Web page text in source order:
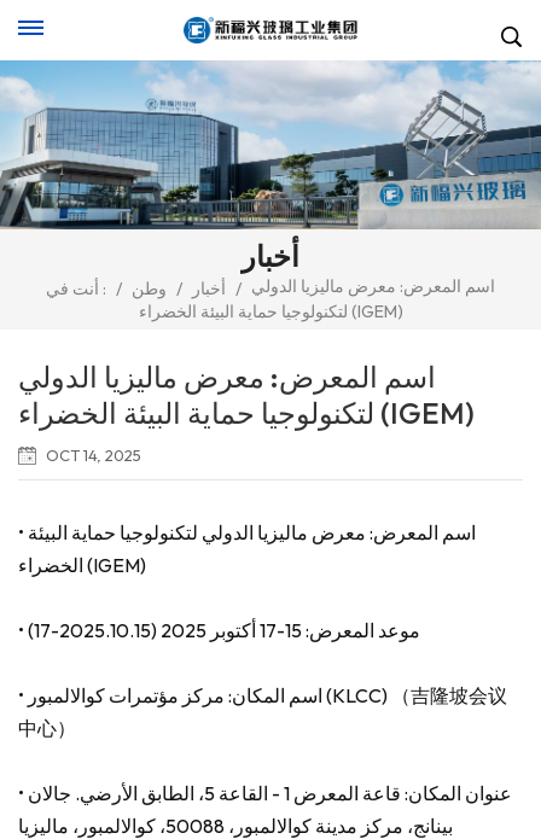
أخبار
أنت في : / وطن / أخبار / اسم المعرض: معرض ماليزيا الدولي
لتكنولوجيا حماية البيئة الخضراء (IGEM)
اسم المعرض: معرض ماليزيا الدولي
لتكنولوجيا حماية البيئة الخضراء (IGEM)
OCT 14, 2025
• اسم المعرض: معرض ماليزيا الدولي لتكنولوجيا حماية البيئة
الخضراء (IGEM)
• موعد المعرض: 15-17 أكتوبر 2025 (2025.10.15-17)
• اسم المكان: مركز مؤتمرات كوالالمبور (KLCC) （吉隆坡会议
中心）
• عنوان المكان: قاعة المعرض 1 - القاعة 5، الطابق الأرضي. جالان
بينانج، مركز مدينة كوالالمبور، 50088، كوالالمبور، ماليزيا